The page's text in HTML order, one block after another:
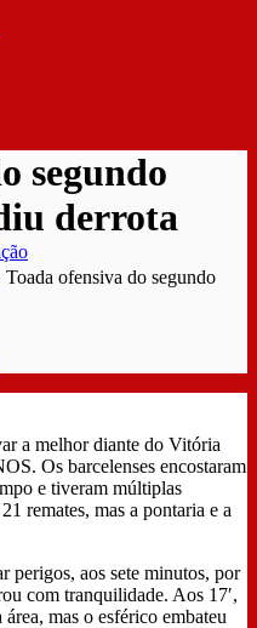
segundo
derrota
Toada ofensiva do segundo
a melhor diante do Vitória
Os barcelenses encostaram
e tiveram múltiplas
remates, mas a pontaria e a
perigos, aos sete minutos, por
com tranquilidade. Aos 17′,
mas o esférico embateu